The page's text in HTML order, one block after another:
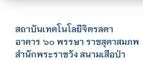
สถาบันเทคโนโลยีจิตรลดา
อาคาร ๖๐ พรรษา ราชสุดาสมภพ
สำนักพระราชวัง สนามเสือป่า